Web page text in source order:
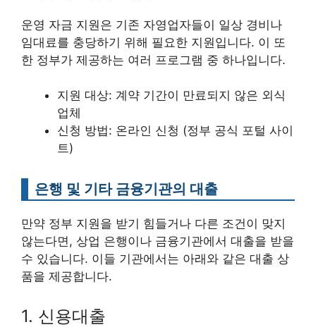
운영 자금 지원은 기존 자영업자들이 일상 경비나
임대료를 충당하기 위해 필요한 지원입니다. 이 또
한 정부가 제공하는 여러 프로그램 중 하나입니다.
지원 대상: 계약 기간이 만료되지 않은 외식
업체
신청 방법: 온라인 신청 (정부 공식 포털 사이
트)
은행 및 기타 금융기관의 대출
만약 정부 지원을 받기 힘들거나 다른 조건이 맞지
않는다면, 상업 은행이나 금융기관에서 대출을 받을
수 있습니다. 이들 기관에서는 아래와 같은 대출 상
품을 제공합니다.
1. 신용대출